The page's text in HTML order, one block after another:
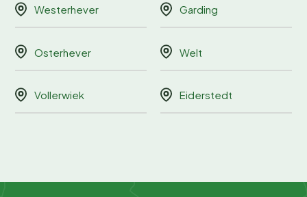
Westerhever Garding
Osterhever Welt
Vollerwiek Eiderstedt